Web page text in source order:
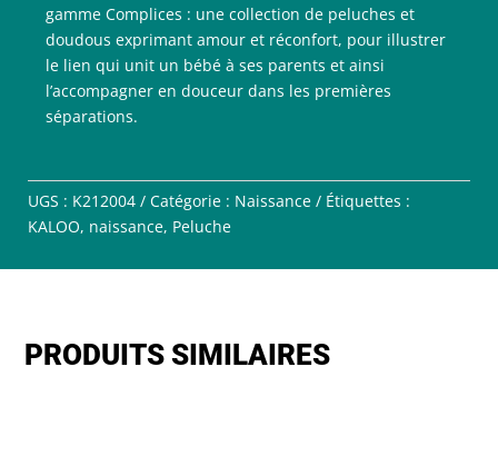
gamme Complices : une collection de peluches et
doudous exprimant amour et réconfort, pour illustrer
le lien qui unit un bébé à ses parents et ainsi
l’accompagner en douceur dans les premières
séparations.
UGS : K212004 Catégorie : Naissance
Étiquettes :
KALOO, naissance, Peluche
PRODUITS SIMILAIRES